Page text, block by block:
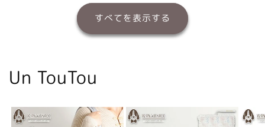
すべてを表示する
Un TouTou